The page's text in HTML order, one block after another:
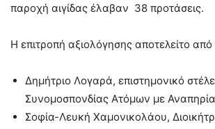
παροχή αιγίδας έλαβαν 38 προτάσεις.
Η επιτροπή αξιολόγησης αποτελείτο από
Δημήτριο Λογαρά, επιστημονικό
Συνομοσπονδίας Ατόμων με
Σοφία-Λευκή Χαμονικολάου,